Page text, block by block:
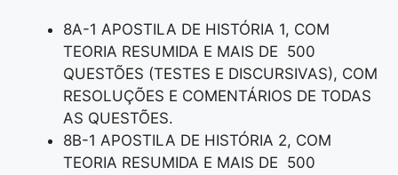
8A-1 APOSTILA DE HISTÓRIA 1, COM
TEORIA RESUMIDA E MAIS DE 500
QUESTÕES (TESTES E DISCURSIVAS), COM
RESOLUÇÕES E COMENTÁRIOS DE TODAS
AS QUESTÕES.
8B-1 APOSTILA DE HISTÓRIA 2, COM
TEORIA RESUMIDA E MAIS DE 500